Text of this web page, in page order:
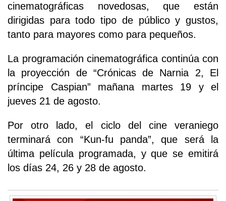
cinematográficas novedosas, que están
dirigidas para todo tipo de público y gustos,
tanto para mayores como para pequeños.
La programación cinematográfica continúa con
la proyección de “Crónicas de Narnia 2, El
príncipe Caspian” mañana martes 19 y el
jueves 21 de agosto.
Por otro lado, el ciclo del cine veraniego
terminará con “Kun-fu panda”, que será la
última película programada, y que se emitirá
los días 24, 26 y 28 de agosto.